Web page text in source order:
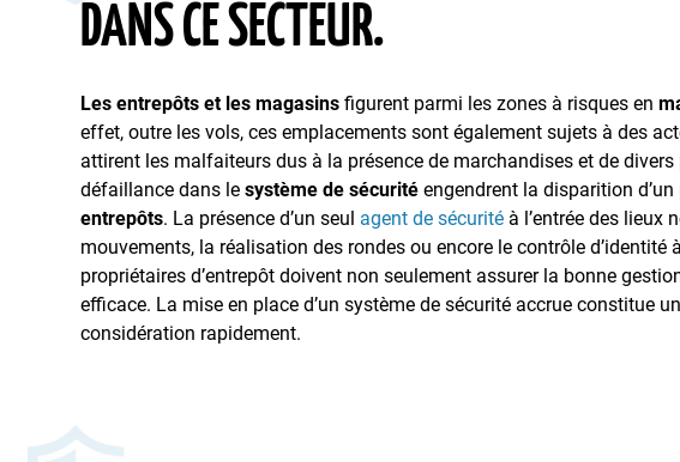
DANS CE SECTEUR.
Les entrepôts et les magasins figurent parmi les zones à risques en
effet, outre les vols, ces emplacements sont également sujets à des
attirent les malfaiteurs dus à la présence de marchandises et de
défaillance dans lesystème de sécurité engendrent la disparition
entrepôts. La présence d’un seul agent de sécurité à l’entrée des lieux
mouvements, la réalisation des rondes ou encore le contrôle d’identité
propriétaires d’entrepôt doivent non seulement assurer la bonne
efficace. La mise en place d’un système de sécurité accrue constitue
considération rapidement.